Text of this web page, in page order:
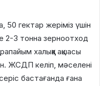
50 гектар жеріміз үшін
2-3 тонна зерноотход
халыққа ақшасы
ЖСДП келіп, мәселені
бастағанда ғана